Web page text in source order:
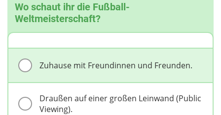
Wo schaut ihr die Fußball-
Weltmeisterschaft?
Zuhause mit Freundinnen und Freunden.
Draußen auf einer großen Leinwand (Public
Viewing).